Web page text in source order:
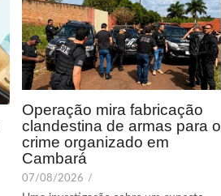
Operação mira fabricação
clandestina de armas para o
crime organizado em
Cambará
07/08/2026 /